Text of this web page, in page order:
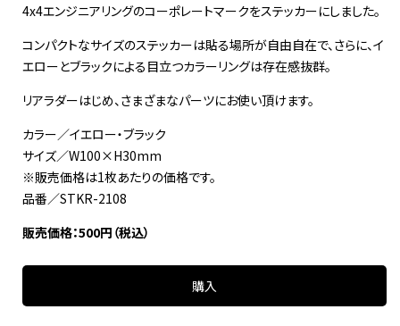
4x4エンジニアリングのコーポレートマークをステッカーにしました。
コンパクトなサイズのステッカーは貼る場所が自由自在で、さらに、イ
エローとブラックによる目立つカラーリングは存在感抜群。
リアラダーはじめ、さまざまなパーツにお使い頂けます。
カラー／イエロー・ブラック
サイズ／W100×H30mm
※販売価格は1枚あたりの価格です。
品番／STKR-2108
販売価格：500円（税込）
購入